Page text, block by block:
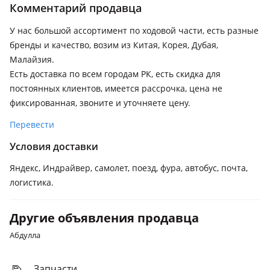
BMW 633
1982 - 1987 E24 рестайлинг, 1976 - 1982 E24
BMW 635
2007 - 2010 E63/E64 рестайлинг, 1987 - 1989 E24 [2-й
рестайлинг], 1982 - 1987 E24 рестайлинг, 1976 - 1982 E24
2015 F06/F12/F13
BMW 645
2003 - 2007 E63/E64
BMW 650
2007 - 2010 E63/E64 рестайлинг, 2003 - 2007 E63/E64
BMW 840
Комментарий продавца
У нас большой ассортимент по ходовой части, есть разные
бренды и качество, возим из Китая, Корея, Дубая,
Малайзия.
Есть доставка по всем городам РК, есть скидка для
постоянных клиентов, имеется рассрочка, цена не
фиксированная, звоните и уточняете цену.
Перевести
Условия доставки
Яндекс, Индрайвер, самолет, поезд, фура, автобус, почта,
логистика.
Другие объявления продавца
Абдулла